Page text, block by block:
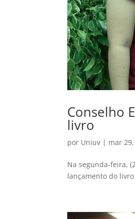
Conselho
livro
por Uniuv | mar
Na segunda-feira,
lançamento do